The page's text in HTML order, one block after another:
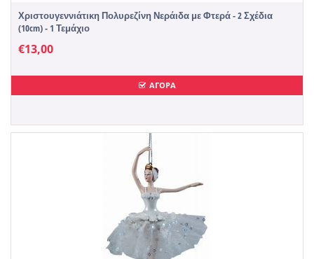
Χριστουγεννιάτικη Πολυρεζίνη Νεράιδα με Φτερά - 2 Σχέδια
(10cm) - 1 Τεμάχιο
€13,00
ΑΓΟΡΑ